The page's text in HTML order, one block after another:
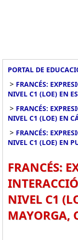
PORTAL DE
> FRANCÉS:
NIVEL C1 (LOE) EN
> FRANCÉS:
NIVEL C1 (LOE) EN
> FRANCÉS:
NIVEL C1 (LOE) EN
FRANCÉS:
NIVEL C1
MAYORGA,